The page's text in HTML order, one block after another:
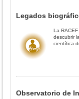
Legados
La
descubrir
científica
Observatorio de